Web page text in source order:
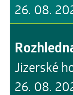
26. 08.
26. 08.
Jizerské